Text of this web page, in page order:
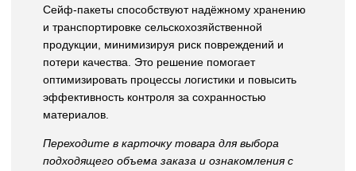
Сейф-пакеты способствуют надёжному хранению
и транспортировке сельскохозяйственной
продукции, минимизируя риск повреждений и
потери качества. Это решение помогает
оптимизировать процессы логистики и повысить
эффективность контроля за сохранностью
материалов.
Переходите в карточку товара для выбора
подходящего объема заказа и ознакомления с